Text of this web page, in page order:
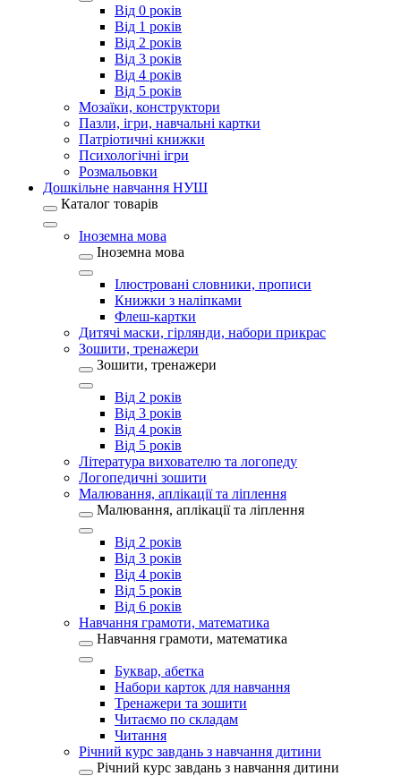
Від 0 років
Від 1 років
Від 2 років
Від 3 років
Від 4 років
Від 5 років
Мозаїки, конструктори
Пазли, ігри, навчальні картки
Патріотичні книжки
Психологічні ігри
Розмальовки
Дошкільне навчання НУШ
Каталог товарів
Іноземна мова
Іноземна мова
Ілюстровані словники, прописи
Книжки з наліпками
Флеш-картки
Дитячі маски, гірлянди, набори прикрас
Зошити, тренажери
Зошити, тренажери
Від 2 років
Від 3 років
Від 4 років
Від 5 років
Література вихователю та логопеду
Логопедичні зошити
Малювання, аплікації та ліплення
Малювання, аплікації та ліплення
Від 2 років
Від 3 років
Від 4 років
Від 5 років
Від 6 років
Навчання грамоти, математика
Навчання грамоти, математика
Буквар, абетка
Набори карток для навчання
Тренажери та зошити
Читаємо по складам
Читання
Річний курс завдань з навчання дитини
Річний курс завдань з навчання дитини